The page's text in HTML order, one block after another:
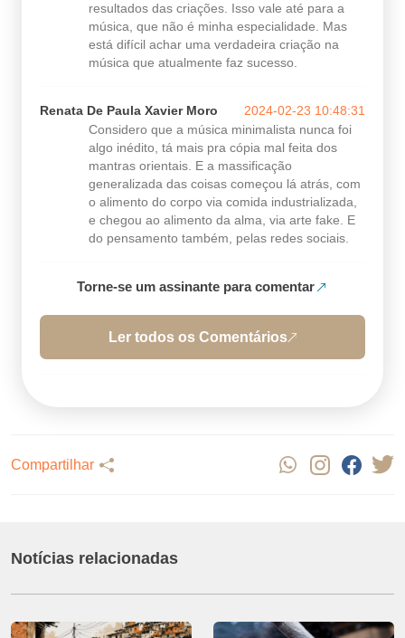
resultados das criações. Isso vale até para a
música, que não é minha especialidade. Mas
está difícil achar uma verdadeira criação na
música que atualmente faz sucesso.
Renata De Paula Xavier Moro
2024-02-23 10:48:31
Considero que a música minimalista nunca foi
algo inédito, tá mais pra cópia mal feita dos
mantras orientais. E a massificação
generalizada das coisas começou lá atrás, com
o alimento do corpo via comida industrializada,
e chegou ao alimento da alma, via arte fake. E
do pensamento também, pelas redes sociais.
Torne-se um assinante para comentar
Ler todos os Comentários
Compartilhar
Notícias relacionadas